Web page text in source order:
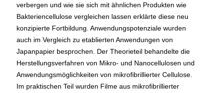
verbergen und wie sie sich mit ähnlichen Produkten wie
Bakteriencellulose vergleichen lassen erklärte diese neu
konzipierte Fortbildung. Anwendungspotenziale wurden
auch im Vergleich zu etablierten Anwendungen von
Japanpapier besprochen. Der Theorieteil behandelte die
Herstellungsverfahren von Mikro- und Nanocellulosen und
Anwendungsmöglichkeiten von mikrofibrillierter Cellulose.
Im praktischen Teil wurden Filme aus mikrofibrillierter